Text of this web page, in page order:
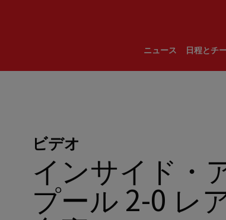
ニュース 日程とチ
ビデオ
インサイド・
プール 2-0 レ